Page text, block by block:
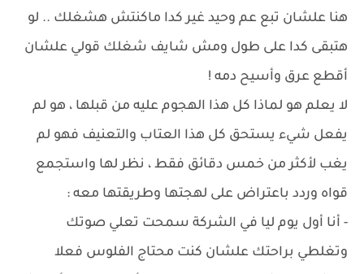
هنا علشان تبع عم وحيد غير كدا ماكنتش هشغلك .. لو
هتبقى كدا على طول ومش شايف شغلك قولي علشان
أقطع عرق وأسيح دمه !
لا يعلم هو لماذا كل هذا الهجوم عليه من قبلها ، هو لم
يفعل شيء يستحق كل هذا العتاب والتعنيف فهو لم
يغب لأكثر من خمس دقائق فقط ، نظر لها واستجمع
قواه وردد باعتراض على لهجتها وطريقتها معه :
- أنا أول يوم ليا في الشركة سمحت تعلي صوتك
وتغلطي براحتك علشان كنت محتاج الفلوس فعلا